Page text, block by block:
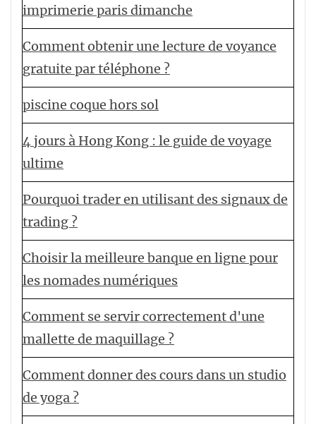
imprimerie paris dimanche
Comment obtenir une lecture de voyance
gratuite par téléphone ?
piscine coque hors sol
4 jours à Hong Kong : le guide de voyage
ultime
Pourquoi trader en utilisant des signaux de
trading ?
Choisir la meilleure banque en ligne pour
les nomades numériques
Comment se servir correctement d'une
mallette de maquillage ?
Comment donner des cours dans un studio
de yoga ?